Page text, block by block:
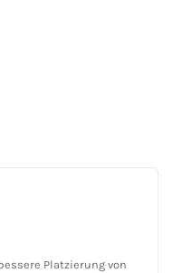
Platzierung von